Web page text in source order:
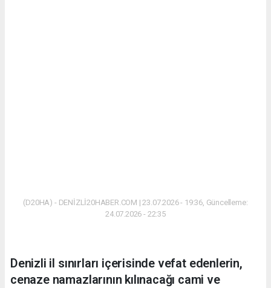
(D20HA) - DENİZLİ20HABER.COM | 23.07.2026 - 19:36, Güncelleme:
24.07.2026 - 22:35
Denizli il sınırları içerisinde vefat edenlerin,
cenaze namazlarının kılınacağı cami ve